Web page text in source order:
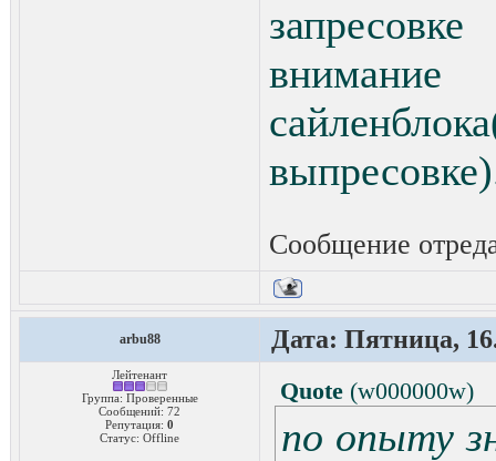
Сообщение
arbu88 Дата: Пятница,
Лейтенант
Группа: Проверенные
Сообщений: 72
Репутация: 0
Статус: Offline
Quote (w000000w)
по опыту